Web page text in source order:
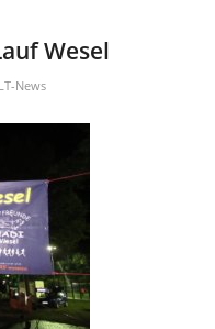
Wesel
LT-News